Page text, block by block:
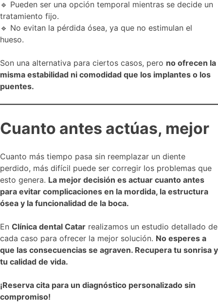
🔹 Pueden ser una opción temporal mientras se decide un
tratamiento fijo.
🔹 No evitan la pérdida ósea, ya que no estimulan el
hueso.
Son una alternativa para ciertos casos, pero no ofrecen la
misma estabilidad ni comodidad que los implantes o los
puentes.
Cuanto antes actúas, mejor
Cuanto más tiempo pasa sin reemplazar un diente
perdido, más difícil puede ser corregir los problemas que
esto genera. La mejor decisión es actuar cuanto antes
para evitar complicaciones en la mordida, la estructura
ósea y la funcionalidad de la boca.
En Clínica dental Catar realizamos un estudio detallado de
cada caso para ofrecer la mejor solución. No esperes a
que las consecuencias se agraven. Recupera tu sonrisa y
tu calidad de vida.
¡Reserva cita para un diagnóstico personalizado sin
compromiso!